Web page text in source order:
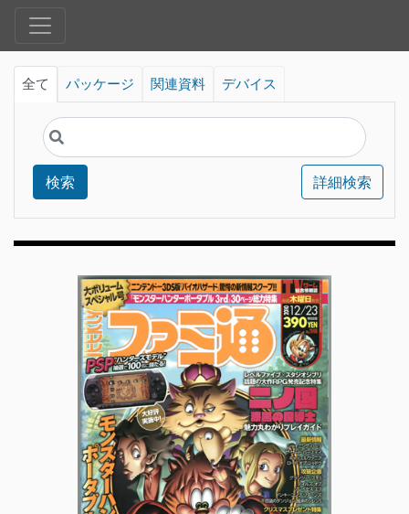
全て パッケージ 関連資料 デバイス
検索 詳細検索